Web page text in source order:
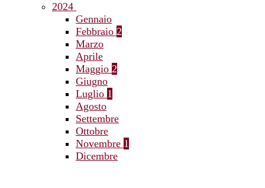
2024
Gennaio
Febbraio 2
Marzo
Aprile
Maggio 2
Giugno
Luglio 1
Agosto
Settembre
Ottobre
Novembre 1
Dicembre